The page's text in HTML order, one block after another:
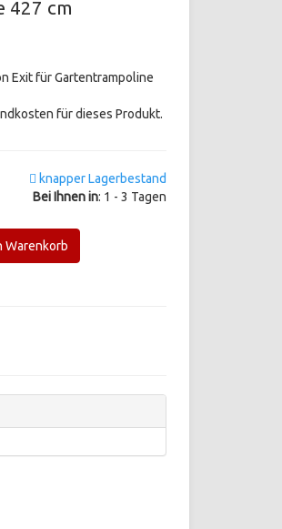
427 cm
Exit für Gartentrampoline
für dieses Produkt.
knapper Lagerbestand
Bei Ihnen in: 1 - 3 Tagen
Warenkorb